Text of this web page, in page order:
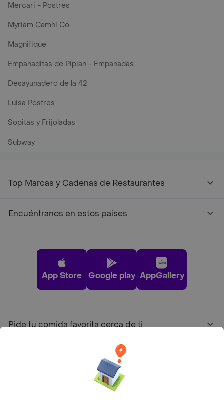
Mercari - Postres
Myriam Camhi Co
Magnifique
Empanaditas de Pipian - Empanadas
Desayunadero de la 42
Luisa Postres
Sopitas y Frijoladas
Subway
Top Marcas y Cadenas de Restaurantes
Encuéntranos en estos países
App Store Google play AppGallery
Pide tu comida favorita cerca de ti